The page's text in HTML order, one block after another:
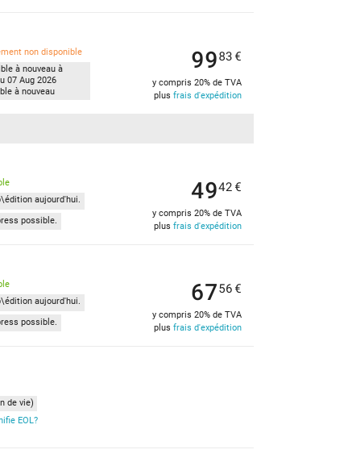
non disponible
à nouveau à
07 Aug 2026
à nouveau
9983 €
y compris 20% de TVA
plus frais d'expédition
aujourd'hui.
possible.
4942 €
y compris 20% de TVA
plus frais d'expédition
aujourd'hui.
possible.
6756 €
y compris 20% de TVA
plus frais d'expédition
de vie)
EOL?